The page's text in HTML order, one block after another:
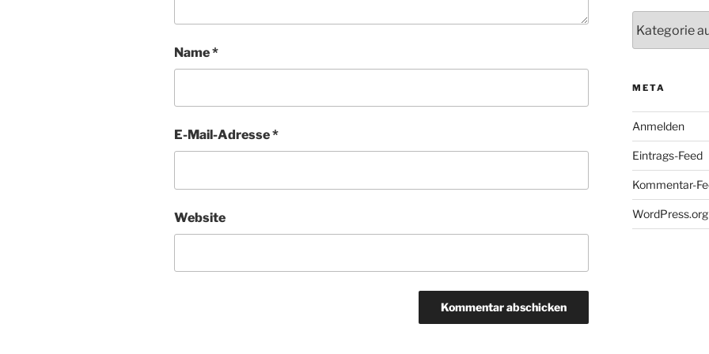
Name*
E-Mail-Adresse*
Website
META
Anmelden
Eintrags-Feed
Kommentar-
WordPress.org